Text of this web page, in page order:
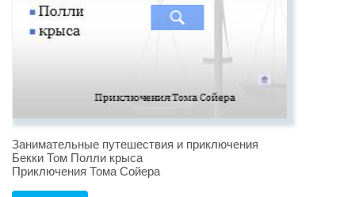
Занимательные путешествия и приключения
Бекки Том Полли крыса
Приключения Тома Сойера